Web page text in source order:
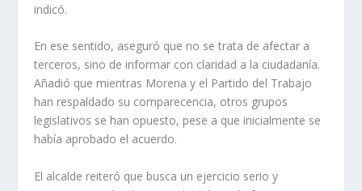
indicó.
En ese sentido, aseguró que no se trata de afectar a
terceros, sino de informar con claridad a la ciudadanía.
Añadió que mientras Morena y el Partido del Trabajo
han respaldado su comparecencia, otros grupos
legislativos se han opuesto, pese a que inicialmente se
había aprobado el acuerdo.
El alcalde reiteró que busca un ejercicio serio y